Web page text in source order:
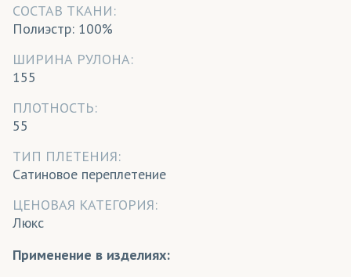
CОСТАВ ТКАНИ:
Полиэстр: 100%
ШИРИНА РУЛОНА:
155
ПЛОТНОСТЬ:
55
ТИП ПЛЕТЕНИЯ:
Сатиновое переплетение
ЦЕНОВАЯ КАТЕГОРИЯ:
Люкс
Применение в изделиях: